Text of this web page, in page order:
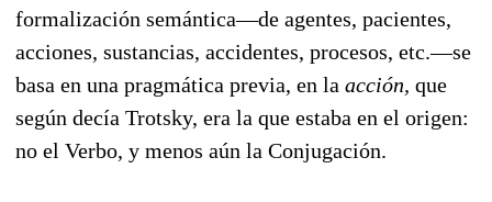
formalización semántica—de agentes, pacientes,
acciones, sustancias, accidentes, procesos, etc.—se
basa en una pragmática previa, en la acción, que
según decía Trotsky, era la que estaba en el origen:
no el Verbo, y menos aún la Conjugación.